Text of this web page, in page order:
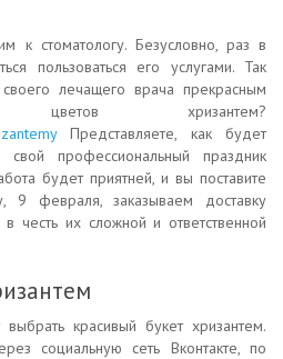
к стоматологу. Безусловно, раз в
пользоваться его услугами. Так
лечащего врача прекрасным
хризантем?
Представляете, как будет
профессиональный праздник
будет приятней, и вы поставите
9 февраля, заказываем доставку
честь их сложной и ответственной
красивый букет хризантем.
социальную сеть Вконтакте, по